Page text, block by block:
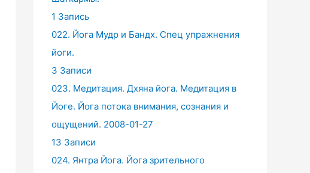
1 Запись
022. Йога Мудр и Бандх. Спец упражнения
йоги.
3 Записи
023. Медитация. Дхяна йога. Медитация в
Йоге. Йога потока внимания, сознания и
ощущений. 2008-01-27
13 Записи
024. Янтра Йога. Йога зрительного